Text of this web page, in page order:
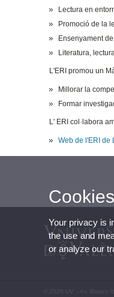
Lectura en
Promoció de la
Ensenyament
Literatura,
L'ERI promou un
Millorar la
Formar
L' ERI col·labora
Web de l'ERI de
© 2026 UV. - Av. Blasco
Your privacy is
the use and
or analyze our